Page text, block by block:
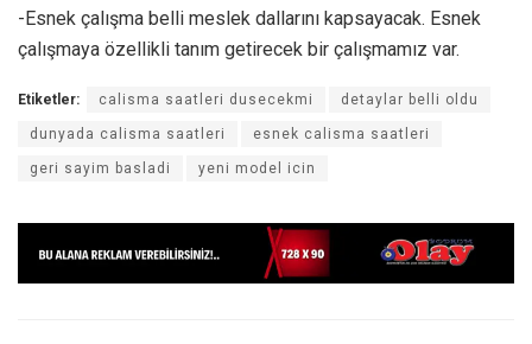
-Esnek çalışma belli meslek dallarını kapsayacak. Esnek
çalışmaya özellikli tanım getirecek bir çalışmamız var.
Etiketler: calisma saatleri dusecekmi detaylar belli oldu
dunyada calisma saatleri esnek calisma saatleri
geri sayim basladi yeni model icin